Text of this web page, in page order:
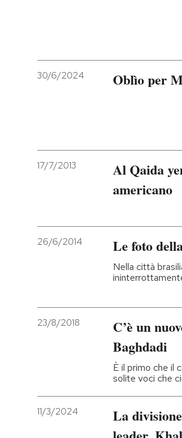
30/6/2024 Oblìo per
17/7/2013
Al Qaida
americano
26/6/2014 Le foto
Nella città
23/8/2018
C’è un
Baghdadi
È il primo che il
solite voci che
11/3/2024
La